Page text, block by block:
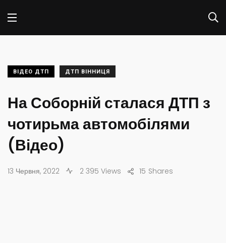
ВІДЕО ДТП ДТП ВІННИЦЯ
На Соборній сталася ДТП з
чотирьма автомобілями
(Відео)
13 Червня, 2022 2 395 Views Shares
15